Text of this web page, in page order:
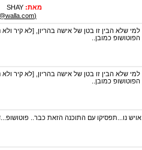
מאת: SHAY
(shmueldd@walla.com)
למי שלא הבין זו בטן של אישה בהריון, [לא קיר
הפוטושופ כמובן..
למי שלא הבין זו בטן של אישה בהריון, [לא קיר
הפוטושופ כמובן..
אויש נו...תפסיקו עם התוכנה הזאת כבר..